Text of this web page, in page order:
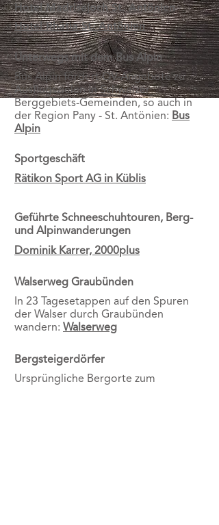
Hotel Madrisajoch St. Antönien
Hotel Rhätia St. Antönien
Unterwegs mit dem Bus Alpin
Bus Alpin fördert ÖV-Angebote zu
Ausflugszielen in Schweizer
Berggebiets-Gemeinden, so auch in
der Region Pany - St. Antönien: Bus
Alpin
Sportgeschäft
Rätikon Sport AG in Küblis
Geführte Schneeschuhtouren, Berg-
und Alpinwanderungen
Dominik Karrer, 2000plus
Walserweg Graubünden
In 23 Tagesetappen auf den Spuren
der Walser durch Graubünden
wandern: Walserweg
Bergsteigerdörfer
Ursprüngliche Bergorte zum